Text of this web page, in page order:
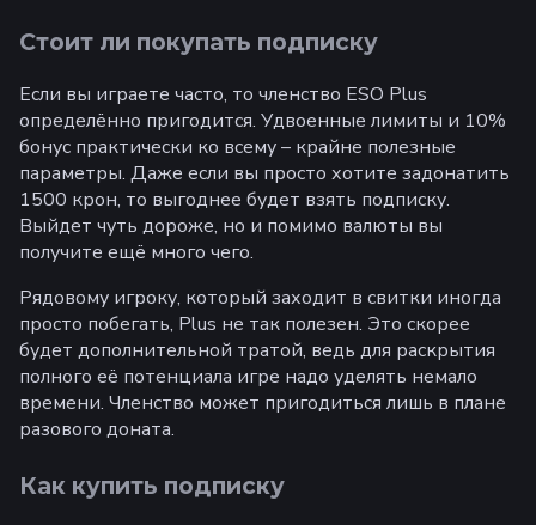
Стоит ли покупать подписку
Если вы играете часто, то членство ESO Plus
определённо пригодится. Удвоенные лимиты и 10%
бонус практически ко всему – крайне полезные
параметры. Даже если вы просто хотите задонатить
1500 крон, то выгоднее будет взять подписку.
Выйдет чуть дороже, но и помимо валюты вы
получите ещё много чего.
Рядовому игроку, который заходит в свитки иногда
просто побегать, Plus не так полезен. Это скорее
будет дополнительной тратой, ведь для раскрытия
полного её потенциала игре надо уделять немало
времени. Членство может пригодиться лишь в плане
разового доната.
Как купить подписку